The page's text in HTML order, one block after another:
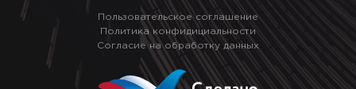
Пользовательское соглашение
Политика конфидициальности
Согласие на обработку данных